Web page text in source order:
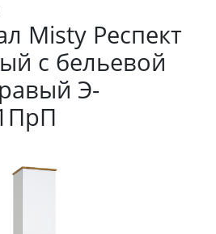
Misty Респект
с бельевой
Э-